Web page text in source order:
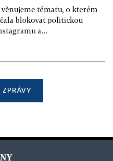
tématu, o kterém
blokovat politickou
a...
ZPRÁVY